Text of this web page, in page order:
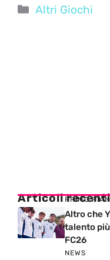
Categorie
Altri Giochi
Articoli recenti
PRIMO
Altro che
talento
FC26
NEWS